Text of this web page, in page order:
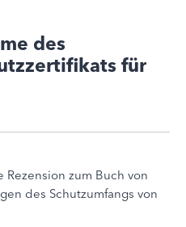
des
für
Rezension zum Buch von
des Schutzumfangs von